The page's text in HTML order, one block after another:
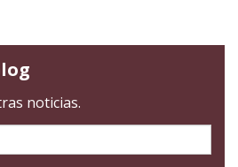
noticias.